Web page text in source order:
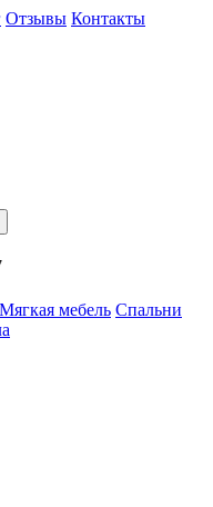
Отзывы Контакты
Мягкая мебель Спальни